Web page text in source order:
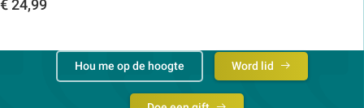
€ 24,99
Hou me op de hoogte Word lid